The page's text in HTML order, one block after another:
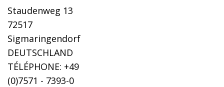
Staudenweg 13
72517
Sigmaringendorf
DEUTSCHLAND
TÉLÉPHONE: +49
(0)7571 - 7393-0